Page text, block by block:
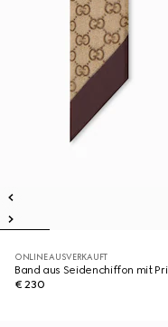
ONLINE AUSVERKAUFT
Band aus Seidenchiffon mit
€ 230